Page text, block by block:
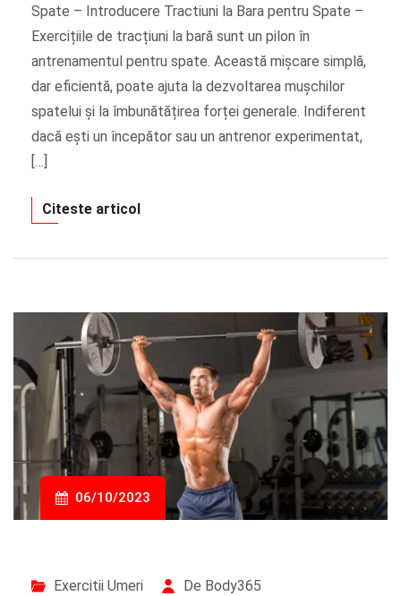
Spate – Introducere Tractiuni la Bara pentru Spate –
Exercițiile de tracțiuni la bară sunt un pilon în
antrenamentul pentru spate. Această mișcare simplă,
dar eficientă, poate ajuta la dezvoltarea mușchilor
spatelui și la îmbunătățirea forței generale. Indiferent
dacă ești un începător sau un antrenor experimentat,
[…]
Citeste articol
06/10/2023
Exercitii Umeri
De Body365